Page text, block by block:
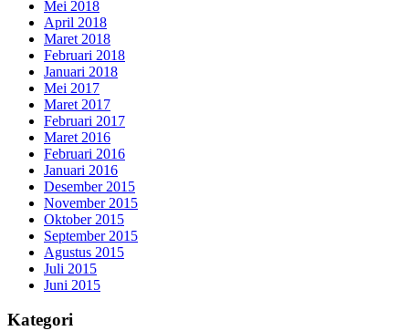
Mei 2018
April 2018
Maret 2018
Februari 2018
Januari 2018
Mei 2017
Maret 2017
Februari 2017
Maret 2016
Februari 2016
Januari 2016
Desember 2015
November 2015
Oktober 2015
September 2015
Agustus 2015
Juli 2015
Juni 2015
Kategori